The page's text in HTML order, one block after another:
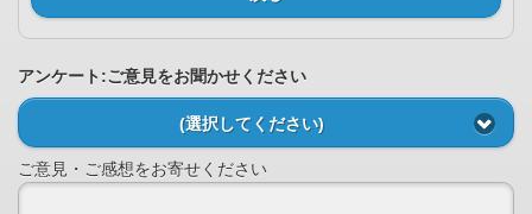
アンケート:ご意見をお聞かせください
(選択してください)
ご意見・ご感想をお寄せください